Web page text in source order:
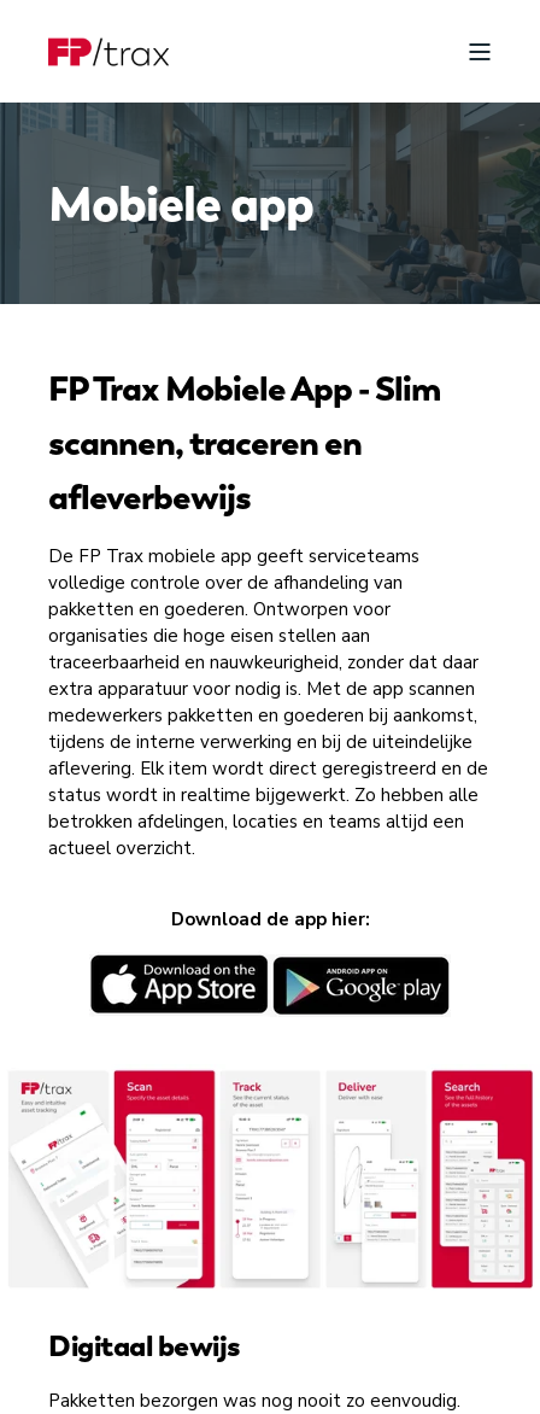
Mobiele app
FP Trax Mobiele App - Slim
scannen, traceren en
afleverbewijs
De FP Trax mobiele app geeft serviceteams
volledige controle over de afhandeling van
pakketten en goederen. Ontworpen voor
organisaties die hoge eisen stellen aan
traceerbaarheid en nauwkeurigheid, zonder dat daar
extra apparatuur voor nodig is. Met de app scannen
medewerkers pakketten en goederen bij aankomst,
tijdens de interne verwerking en bij de uiteindelijke
aflevering. Elk item wordt direct geregistreerd en de
status wordt in realtime bijgewerkt. Zo hebben alle
betrokken afdelingen, locaties en teams altijd een
actueel overzicht.
Download de app hier:
Digitaal bewijs
Pakketten bezorgen was nog nooit zo eenvoudig.